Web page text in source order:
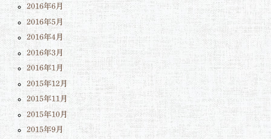
2016年6月
2016年5月
2016年4月
2016年3月
2016年1月
2015年12月
2015年11月
2015年10月
2015年9月